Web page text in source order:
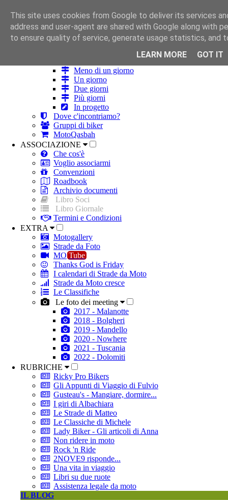
HOME
ROBA DA MOTO
Strade
Meno di un giorno
Un giorno
Due giorni
Più giorni
In progetto
Dove c'incontriamo?
Gruppi di biker
MotoQasbah
ASSOCIAZIONE
Che cos'è
Voglio associarmi
Convenzioni
Roadbook
Archivio documenti
Libro Soci
Libro Giornale
Termini e Condizioni
EXTRA
Motogallery
Strade da Foto
MO Tube
Thanks God is Friday
I calendari di Strade da Moto
Strade da Moto cresce
Le Classifiche
Le foto dei meeting
2017 - Malanotte
2018 - Bolgheri
2019 - Mandello
2020 - Nowhere
2021 - Tuscania
2022 - Dolomiti
RUBRICHE
Ricky Pro Bikers
Gli Appunti di Viaggio di Fulvio
Gusteau's - Mangiare, dormire...
I giri di Albachiara
Le Strade di Matteo
Le Classiche di Michele
Lady Biker - Gli articoli di Anna
Non ridere in moto
Rock 'n Ride
2NOVE9 risponde...
Una vita in viaggio
Libri su due ruote
Assistenza legale da moto
IL BLOG
This site uses cookies from Google to deliver its services
address and user-agent are shared with Google along with
to ensure quality of service, generate usage statistics, and
LEARN MORE
GOT IT